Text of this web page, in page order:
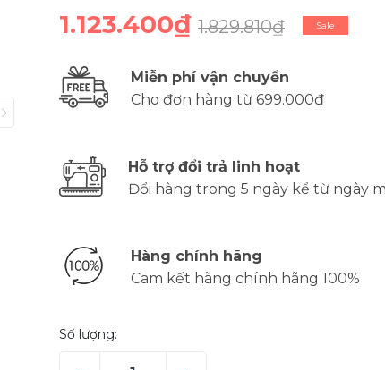
1.123.400₫ 1.829.810₫ Sale
Miễn phí vận chuyển
Cho đơn hàng từ 699.000đ
Hỗ trợ đổi trả linh hoạt
Đổi hàng trong 5 ngày kể từ ngày
Hàng chính hãng
Cam kết hàng chính hãng 100%
Số lượng: